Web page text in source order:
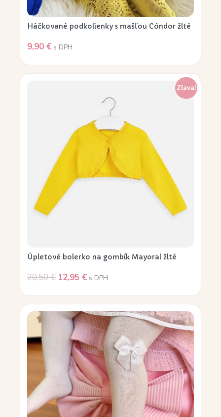
Háčkované podkolienky s mašľou Cóndor žlté
9,90 € s DPH
Zľava!
Úpletové bolerko na gombík Mayoral žlté
20,50€ 12,95 € s DPH